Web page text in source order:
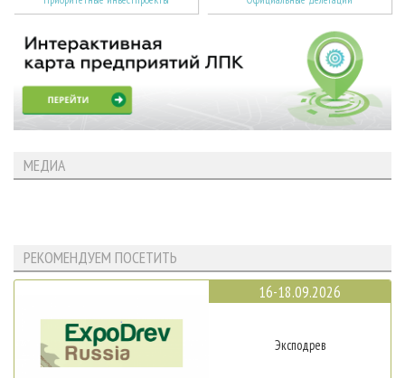
МЕДИА
РЕКОМЕНДУЕМ ПОСЕТИТЬ
16-18.09.2026
Эксподрев